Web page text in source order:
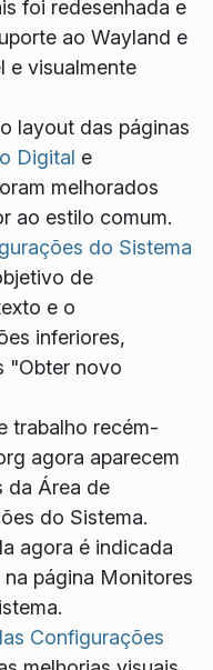
foi redesenhada e
ao Wayland e
e visualmente
layout das páginas
Digital e
melhorados
ao estilo comum.
do Sistema
de
e o
inferiores,
"Obter novo
trabalho recém-
agora aparecem
da Área de
do Sistema.
agora é indicada
página Monitores
Configurações